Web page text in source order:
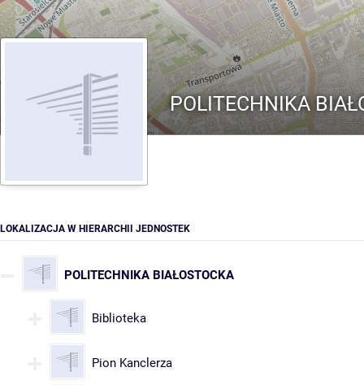
POLITECHNIKA
LOKALIZACJA W HIERARCHII JEDNOSTEK
POLITECHNIKA BIAŁOSTOCKA
Biblioteka
Pion Kanclerza